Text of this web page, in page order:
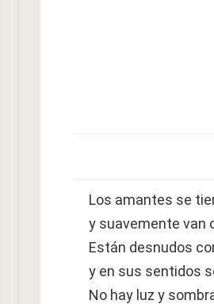
Los amantes se
y suavemente van
Están desnudos
y en sus sentidos
No hay luz y